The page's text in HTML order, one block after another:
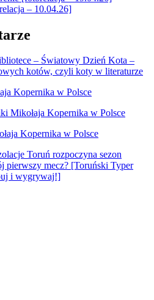
– 10.04.26]
– Światowy Dzień Kota –
kotów, czyli koty w literaturze
Kopernika w Polsce
Mikołaja Kopernika w Polsce
Kopernika w Polsce
Toruń rozpoczyna sezon
pierwszy mecz? [Toruński Typer
i wygrywaj!]